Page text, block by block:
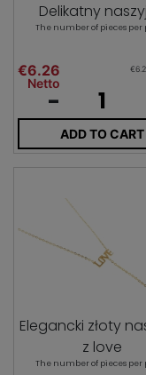
Delikatny
The number of pieces per
€6.26
Netto
-
ADD TO CART
Elegancki złoty
z love
The number of pieces per